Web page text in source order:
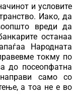
и условите
Иако, да
вреди да
останаа
Народната
токму по
до посеопфатна
само со
а тоа не е во